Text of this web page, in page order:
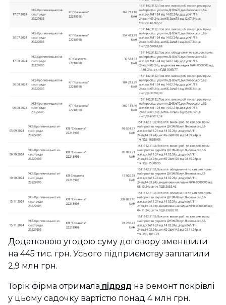
Додатковою угодою суму договору зменшили
на 445 тис. грн. Усього підприємству заплатили
2,9 млн грн.
Торік фірма отримала підряд на ремонт покрівлі
у цьому садочку вартістю понад 4 млн грн.